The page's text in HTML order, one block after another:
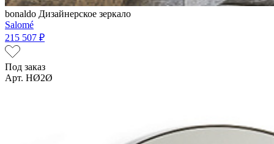
bonaldo Дизайнерское зеркало
Salomé
215 507 ₽
Под заказ
Арт. HØ2Ø